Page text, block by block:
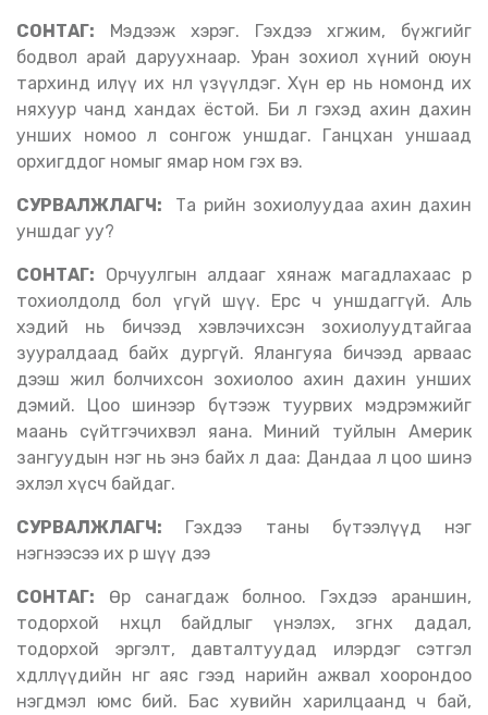
СОНТАГ:
Мэдээж хэрэг. Гэхдээ хөгжим, бүжгийг
бодвол арай даруухнаар. Уран зохиол хүний оюун
тархинд илүү их нөлөө үзүүлдэг. Хүн ер нь номонд их
няхуур чанд хандах ёстой. Би л гэхэд ахин дахин
унших номоо л сонгож уншдаг. Ганцхан уншаад
орхигддог номыг ямар ном гэх вэ.
СУРВАЛЖЛАГЧ: Та өөрийн зохиолуудаа ахин дахин
уншдаг уу?
СОНТАГ:
Орчуулгын алдааг хянаж магадлахаас өөр
тохиолдолд бол үгүй шүү. Ерөөсөө ч уншдаггүй. Аль
хэдий нь бичээд хэвлэчихсэн зохиолуудтайгаа
зууралдаад байх дургүй. Ялангуяа бичээд арваас
дээш жил болчихсон зохиолоо ахин дахин унших
дэмий. Цоо шинээр бүтээж туурвих мэдрэмжийг
маань сүйтгэчихвэл яана. Миний туйлын Америк
зангуудын нэг нь энэ байх л даа: Дандаа л цоо шинэ
эхлэл хүсч байдаг.
СУРВАЛЖЛАГЧ:
Гэхдээ таны бүтээлүүд нэг
нэгнээсээ их өөр шүү дээ
СОНТАГ:
Өөр санагдаж болноо. Гэхдээ араншин,
тодорхой нөхцөл байдлыг үнэлэх, зөгнөх дадал,
тодорхой эргэлт, давталтуудад илэрдэг сэтгэл
хөдлөлүүдийн өнгө аяс гээд нарийн ажвал хоорондоо
нэгдмэл юмс бий. Бас хувийн харилцаанд ч бай,